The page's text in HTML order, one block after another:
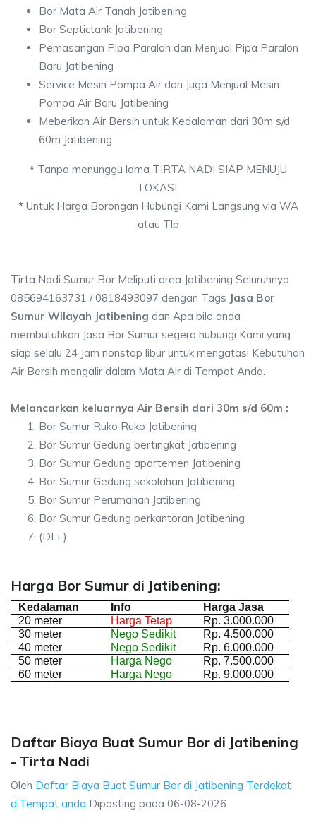
Bor Mata Air Tanah Jatibening
Bor Septictank Jatibening
Pemasangan Pipa Paralon dan Menjual Pipa Paralon
Baru Jatibening
Service Mesin Pompa Air dan Juga Menjual Mesin
Pompa Air Baru Jatibening
Meberikan Air Bersih untuk Kedalaman dari 30m s/d
60m Jatibening
*Tanpa menunggu lama TIRTA NADI SIAP MENUJU
LOKASI
*Untuk Harga Borongan Hubungi Kami Langsung via WA
atau Tlp
Tirta Nadi Sumur Bor Meliputi area Jatibening Seluruhnya
085694163731 / 0818493097 dengan Tags Jasa Bor
Sumur Wilayah Jatibening dan Apa bila anda
membutuhkan Jasa Bor Sumur segera hubungi Kami yang
siap selalu 24 Jam nonstop libur untuk mengatasi Kebutuhan
Air Bersih mengalir dalam Mata Air di Tempat Anda.
Melancarkan keluarnya Air Bersih dari 30m s/d 60m :
Bor Sumur Ruko Ruko Jatibening
Bor Sumur Gedung bertingkat Jatibening
Bor Sumur Gedung apartemen Jatibening
Bor Sumur Gedung sekolahan Jatibening
Bor Sumur Perumahan Jatibening
Bor Sumur Gedung perkantoran Jatibening
(DLL)
Harga Bor Sumur di Jatibening:
Kedalaman Info
Harga Jasa
20 meter
Harga Tetap
Rp. 3.000.000
30 meter
Nego Sedikit
Rp. 4.500.000
40 meter
Nego Sedikit
Rp. 6.000.000
50 meter
Harga Nego
Rp. 7.500.000
60 meter
Harga Nego Rp. 9.000.000
Daftar Biaya Buat Sumur Bor di Jatibening
- Tirta Nadi
Oleh Daftar Biaya Buat Sumur Bor di Jatibening Terdekat
diTempat anda Diposting pada 06-08-2026